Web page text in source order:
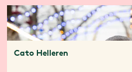
Cato Helleren